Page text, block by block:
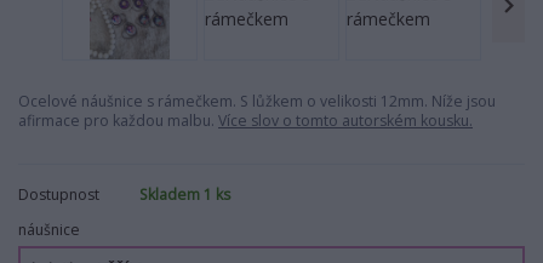
Ocelové náušnice s rámečkem. S lůžkem o velikosti 12mm. Níže jsou
afirmace pro každou malbu. Více slov o tomto autorském kousku.
Dostupnost
Skladem 1 ks
náušnice